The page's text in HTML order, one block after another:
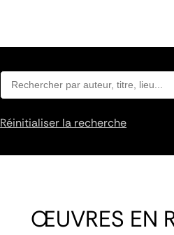
Réinitialiser la recherche
ŒUVRES EN